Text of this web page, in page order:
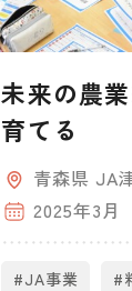
未来の農
育てる
青森県 JA
2025年3月
#JA事業 #